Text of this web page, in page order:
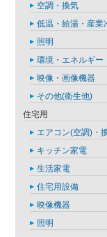
空調・換気
低温・給湯・産業
照明
環境・エネルギー
映像・画像機器
その他(衛生他)
住宅用
エアコン(空調)・
キッチン家電
生活家電
住宅用設備
映像機器
照明